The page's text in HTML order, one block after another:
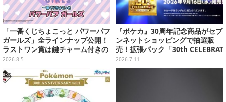
「一番くじちょこっと パワーパフ
ガールズ」全ラインナップ公開！
ラストワン賞は鍵チャーム付きの
シール帳スペシャルセットを用意
2026.8.5
『ポケカ』30周年記念商品がセブ
ンネットショッピングで抽選販
売！拡張パック「30th CELEBRAT
ION」と「エーフィ・ブラッキー
セット」が対象
2026.7.11